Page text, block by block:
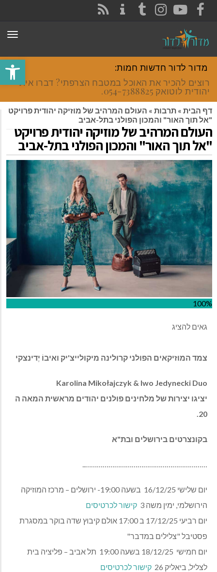
פתח
FACEBOOK
YOUTUBE
INSTAGRAM
TUMBLR
מדור לדור חדשות חמות:
רוצים להכיר את האוכל במטבח הצרפתי? דברו איתי
יהודית לוטואק 054-7388825.
דף הבית » תרבות » העולם המרהיב של מוזיקה יהודית פרויקט
"אל תוך האור" והמכון הפולני בתל-אביב
העולם המרהיב של מוזיקה יהודית פרויקט
"אל תוך האור" והמכון הפולני בתל-אביב
100%
גאים להציג
צמד המוזיקאים הפולני קרולינה מיקולייצ'יק ואיבוֹ יֶדינצקי
Karolina Mikołajczyk & Iwo Jedynecki Duo
יציגו יצירות של מלחינים פולנים יהודים מראשית המאה ה
20.
בקונצרטים בירושלים ובת"א
………………………………………………………..
יום שלישי 16/12/25
בשעה 19:00- ירושלים – מרכז המוזיקה
הירושלמי, ימין משה 3
קישור לכרטיסים
יום רביעי 17/12/25 ב 17:00 אולם קיבוץ שדה בוקר במסגרת
פסטיבל "צלילים במדבר"
יום חמישי 18/12/25 בשעה 19:00
תל אביב – פליציה בית
לצליל, ביאליק 26
קישור לכרטיסים